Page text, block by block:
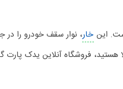
خار، نوار سقف خودرو را
نوار سقف پژو 206 207 ایساکو با قیمت مناسب و کیفیت بالا هستید،